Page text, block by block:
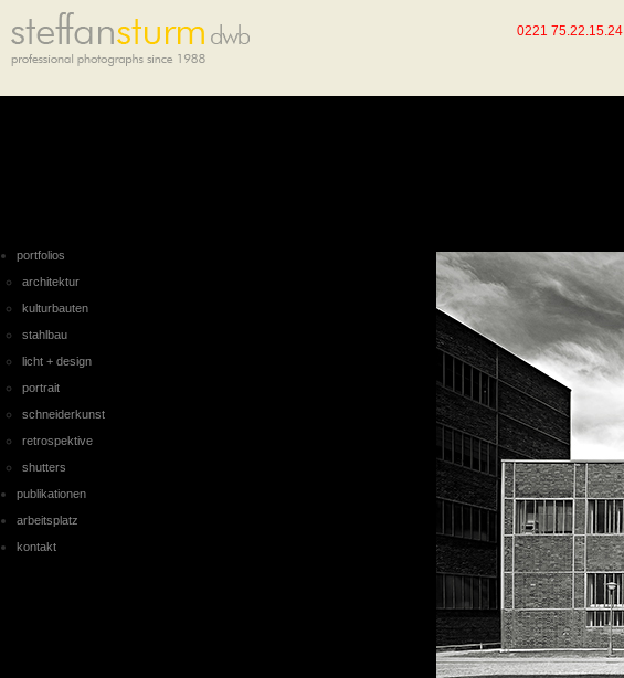
0221 75.22.15.24
portfolios
architektur
kulturbauten
stahlbau
licht + design
portrait
schneiderkunst
retrospektive
shutters
publikationen
arbeitsplatz
kontakt